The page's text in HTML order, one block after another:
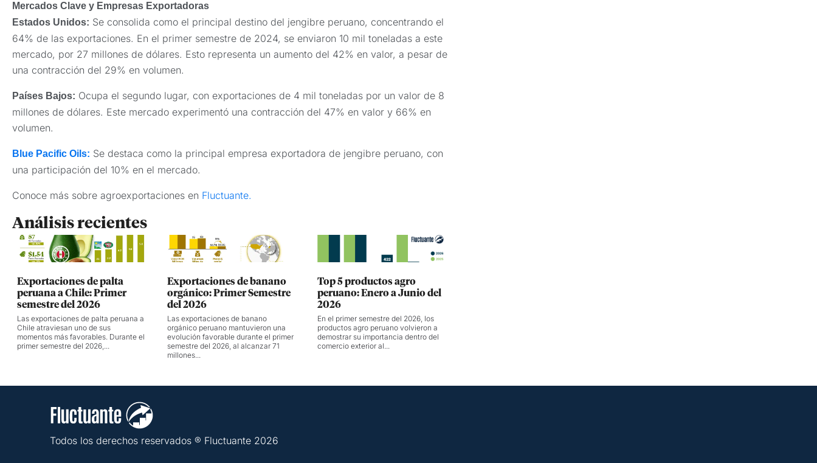
Mercados Clave y Empresas Exportadoras
Estados Unidos: Se consolida como el principal destino del jengibre peruano, concentrando el
64% de las exportaciones. En el primer semestre de 2024, se enviaron 10 mil toneladas a este
mercado, por 27 millones de dólares. Esto representa un aumento del 42% en valor, a pesar de
una contracción del 29% en volumen.
Países Bajos: Ocupa el segundo lugar, con exportaciones de 4 mil toneladas por un valor de 8
millones de dólares. Este mercado experimentó una contracción del 47% en valor y 66% en
volumen.
Blue Pacific Oils: Se destaca como la principal empresa exportadora de jengibre peruano, con
una participación del 10% en el mercado.
Conoce más sobre agroexportaciones en Fluctuante.
Análisis recientes
Exportaciones de palta
peruana a Chile: Primer
semestre del 2026
Las exportaciones de palta peruana a
Chile atraviesan uno de sus
momentos más favorables. Durante el
primer semestre del 2026,...
Exportaciones de banano
orgánico: Primer Semestre
del 2026
Las exportaciones de banano
orgánico peruano mantuvieron una
evolución favorable durante el primer
semestre del 2026, al alcanzar 71
millones...
Top 5 productos agro
peruano: Enero a Junio del
2026
En el primer semestre del 2026, los
productos agro peruano volvieron a
demostrar su importancia dentro del
comercio exterior al...
Todos los derechos reservados ® Fluctuante 2026